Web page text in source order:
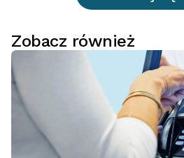
Zobacz również